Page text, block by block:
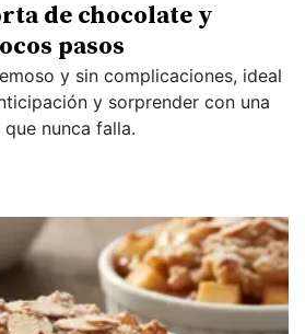
de chocolate y
pasos
y sin complicaciones, ideal
y sorprender con una
nunca falla.